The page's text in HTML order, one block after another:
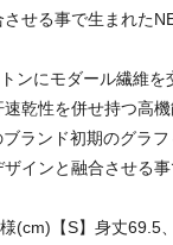
せる事で生まれた
にモダール繊維を
乾性を併せ持つ高
ランド初期のグラ
インと融合させる
(cm)【S】身丈69.5